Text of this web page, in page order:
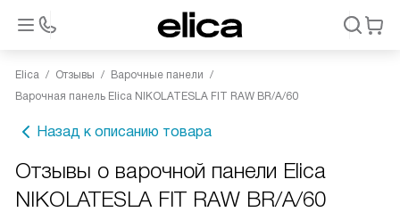
Elica Отзывы
Варочные панели
Варочная панель Elica NIKOLATESLA FIT RAW BR/A/60
Назад к описанию товара
Отзывы о варочной панели Elica
NIKOLATESLA FIT RAW BR/A/60